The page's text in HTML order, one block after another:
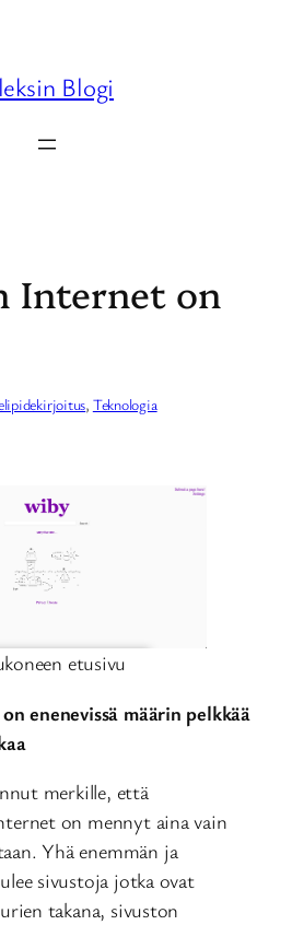
Blogi
Internet on
, Teknologia
etusivu
enenevissä määrin pelkkää
merkille, että
on mennyt aina vain
Yhä enemmän ja
sivustoja jotka ovat
takana, sivuston